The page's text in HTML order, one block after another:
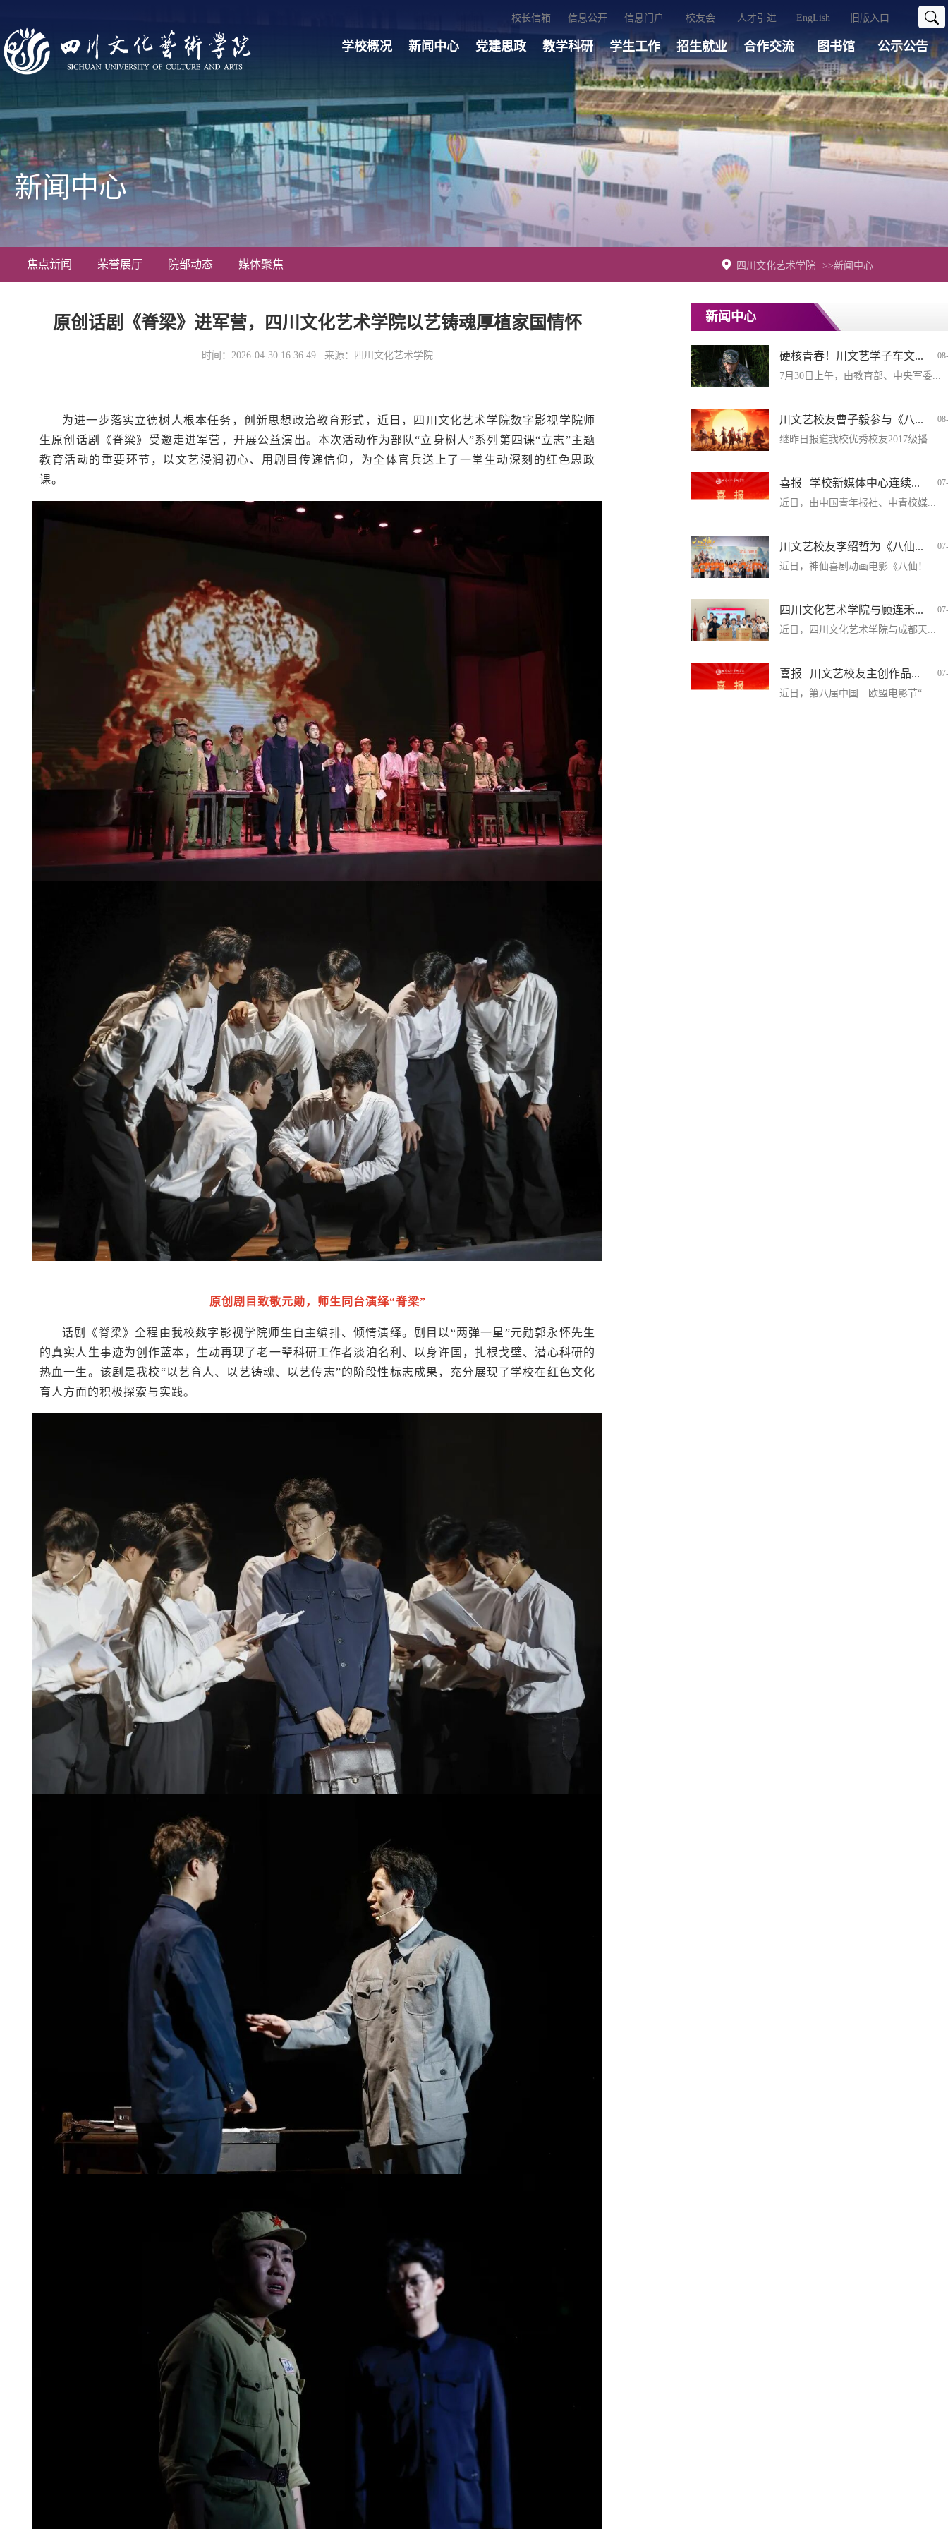
焦点新闻 荣誉展厅 院部动态 媒体聚焦
新闻中心
四川文化艺术学院 >>新闻中心
原创话剧《脊梁》进军营，四川文化艺术学院以艺铸魂厚植家国情怀
时间：2026-04-30 16:36:49 来源：四川文化艺术学院
为进一步落实立德树人根本任务，创新思想政治教育形式，近日，四川文化艺术学院数字影视学院师
生原创话剧《脊梁》受邀走进军营，开展公益演出。本次活动作为部队“立身树人”系列第四课“立志”主题
教育活动的重要环节，以文艺浸润初心、用剧目传递信仰，为全体官兵送上了一堂生动深刻的红色思政
课。
原创剧目致敬元勋，师生同台演绎“脊梁”
话剧《脊梁》全程由我校数字影视学院师生自主编排、倾情演绎。剧目以“两弹一星”元勋郭永怀先生
的真实人生事迹为创作蓝本，生动再现了老一辈科研工作者淡泊名利、以身许国，扎根戈壁、潜心科研的
热血一生。该剧是我校“以艺育人、以艺铸魂、以艺传志”的阶段性标志成果，充分展现了学校在红色文化
育人方面的积极探索与实践。
新闻中心
硬核青春！川文艺学子车文...
7月30日上午，由教育部、中央军委...
川文艺校友曹子毅参与《八...
继昨日报道我校优秀校友2017级播...
喜报 | 学校新媒体中心连续...
近日，由中国青年报社、中青校媒...
川文艺校友李绍哲为《八仙...
近日，神仙喜剧动画电影《八仙！...
四川文化艺术学院与顾连禾...
近日，四川文化艺术学院与成都天...
喜报 | 川文艺校友主创作品...
近日，第八届中国—欧盟电影节“...
学校概况 新闻中心 党建思政 教学科研 学生工作 招生就业 合作交流 图书馆 公示公告
校长信箱 信息公开 信息门户 校友会 人才引进 EngLish 旧版入口